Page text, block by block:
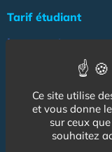
Tarif étudiant
Logement
Argent
Association
NOS AUTRES
Ce site utilise
et vous donne
sur ceux
souhaitez